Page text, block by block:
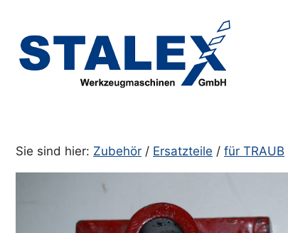
springen
Sie sind hier: Zubehör / Ersatzteile / für TRAUB